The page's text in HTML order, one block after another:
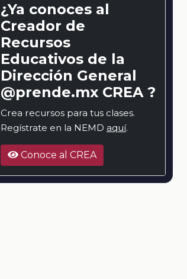
¿Ya conoces al
Creador de
Recursos
Educativos de la
Dirección General
@prende.mx CREA ?
Crea recursos para tus clases.
Regístrate en la NEMD aquí.
Conoce al CREA